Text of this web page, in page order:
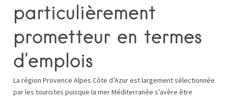
particulièrement
prometteur en termes
d’emplois
La région Provence Alpes Côte d’Azur est largement sélectionnée
par les touristes puisque la mer Méditerranée s’avère être